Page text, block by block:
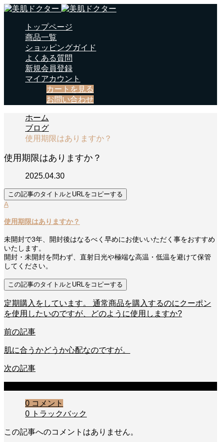
トップページ
商品一覧
ショッピングガイド
よくある質問
新規会員登録
マイアカウント
カートを見る
お問い合わせ
ホーム
ブログ
使用期限はありますか？
使用期限はありますか？
2025.04.30
この記事のタイトルとURLをコピーする
A
使用期限はありますか？
未開封で3年、開封後はなるべく早めにお使いいただく事をおすすめ
いたします。
開封・未開封を問わず、直射日光や極端な高温・低温を避けて保管
してください。
この記事のタイトルとURLをコピーする
定期購入をしています。 通常商品を購入するのにクーポン
を使用したいのですが、どのように使用しますか?
前の記事
肌に合うかどうか心配なのですが。
次の記事
0 コメント
0 トラックバック
この記事へのコメントはありません。